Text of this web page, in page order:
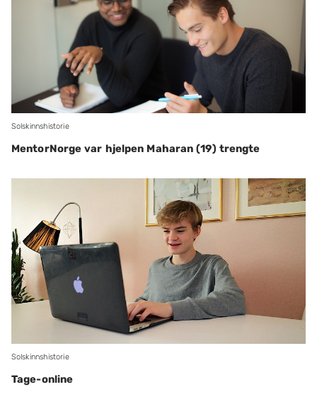
Solskinnshistorie
MentorNorge var hjelpen Maharan (19) trengte
Solskinnshistorie
Tage-online